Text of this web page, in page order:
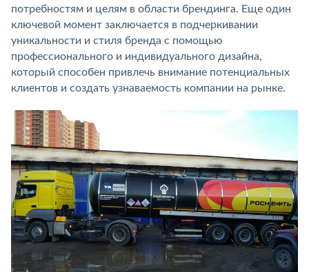
потребностям и целям в области брендинга. Еще один
ключевой момент заключается в подчеркивании
уникальности и стиля бренда с помощью
профессионального и индивидуального дизайна,
который способен привлечь внимание потенциальных
клиентов и создать узнаваемость компании на рынке.